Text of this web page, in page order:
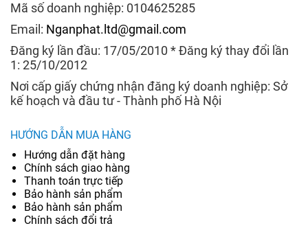
Mã số doanh nghiệp: 0104625285
Email: Nganphat.ltd@gmail.com
Đăng ký lần đầu: 17/05/2010 * Đăng ký thay đổi lần
1: 25/10/2012
Nơi cấp giấy chứng nhận đăng ký doanh nghiệp: Sở
kế hoạch và đầu tư - Thành phố Hà Nội
HƯỚNG DẪN MUA HÀNG
Hướng dẫn đặt hàng
Chính sách giao hàng
Thanh toán trực tiếp
Bảo hành sản phẩm
Bảo hành sản phẩm
Chính sách đổi trả